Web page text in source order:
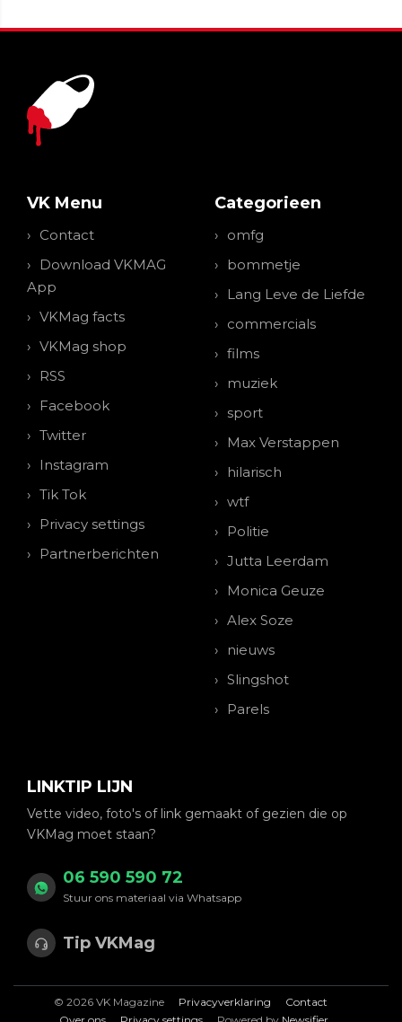
VK Menu
Contact
Download VKMAG
App
VKMag facts
VKMag shop
RSS
Facebook
Twitter
Instagram
Tik Tok
Privacy settings
Partnerberichten
Categorieen
omfg
bommetje
Lang Leve de Liefde
commercials
films
muziek
sport
Max Verstappen
hilarisch
wtf
Politie
Jutta Leerdam
Monica Geuze
Alex Soze
nieuws
Slingshot
Parels
LINKTIP LIJN
Vette video, foto's of link gemaakt of gezien die op
VKMag moet staan?
06 590 590 72
Stuur ons materiaal via Whatsapp
Tip VKMag
© 2026 VK Magazine Privacyverklaring
Contact